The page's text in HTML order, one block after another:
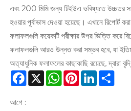
এবং 200 মিমি জন্য টিইউএ ভবিষ্যতে উচ্চতর
হওয়ার পূর্বাভাস দেওয়া হয়েছে। এখানে রিপোর্ট
ফলাফলগুলি কয়েকটি পরীক্ষার উপর ভিত্তি করে
ফলাফলগুলি আরও উন্নত করা সম্ভব হবে, যা
অত্যাধুনিক ফলাফলের কাছাকাছি রয়েছে, দ্বারা
Facebook
X WhatsApp
PinterestLinkedIn
আগে :